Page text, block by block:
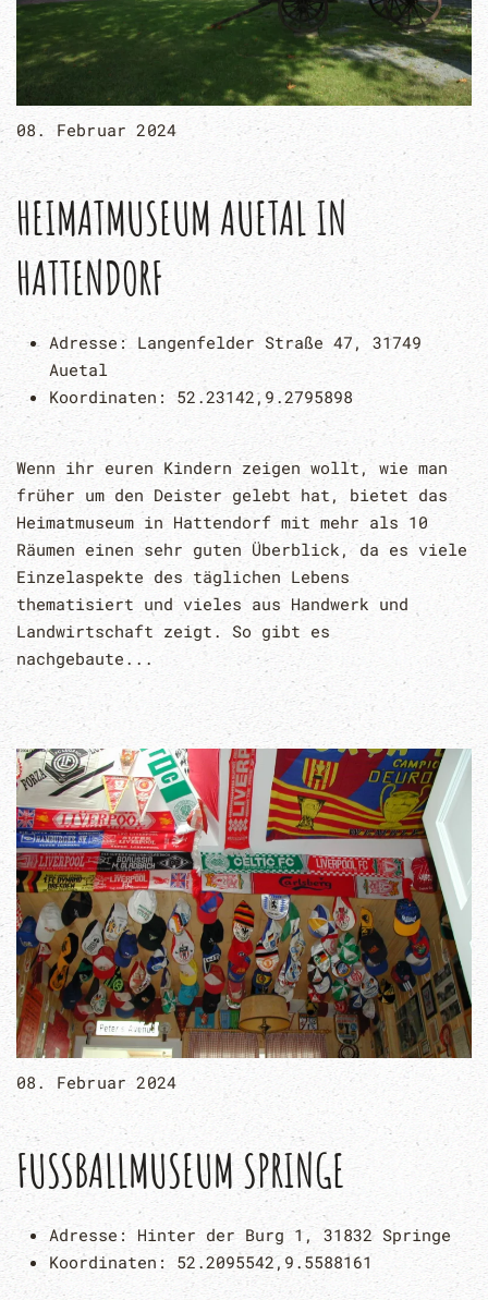
08. Februar 2024
HEIMATMUSEUM AUETAL IN
HATTENDORF
Adresse: Langenfelder Straße 47, 31749
Auetal
Koordinaten:52.23142,9.2795898
Wenn ihr euren Kindern zeigen wollt, wie man
früher um den Deister gelebt hat, bietet das
Heimatmuseum in Hattendorf mit mehr als 10
Räumen einen sehr guten Überblick, da es viele
Einzelaspekte des täglichen Lebens
thematisiert und vieles aus Handwerk und
Landwirtschaft zeigt. So gibt es
nachgebaute...
08. Februar 2024
FUSSBALLMUSEUM SPRINGE
Adresse: Hinter der Burg 1, 31832 Springe
Koordinaten: 52.2095542,9.5588161